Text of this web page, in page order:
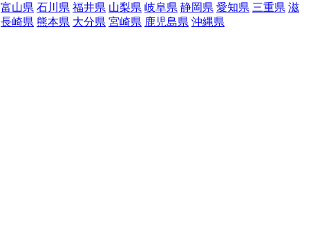
富山県 石川県 福井県 山梨県 岐阜県 静岡県 愛知県 三重県 滋
長崎県 熊本県 大分県 宮崎県 鹿児島県 沖縄県